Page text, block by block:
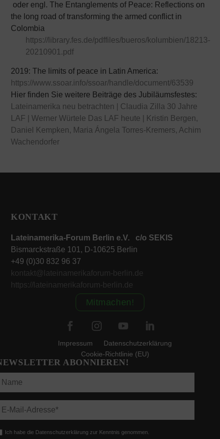
oder engl. The Entanglements of Peace: Reflections on
the long road of transforming the armed conflict in
Colombia
https://library.fes.de/pdffiles/bueros/kolumbien/18213-
20210901.pdf
2019: The limits of peace in Latin America:
https://www.ssoar.info/ssoar/handle/document/63539
Hier finden Sie weitere Beiträge des Jubiläumsfestes:
Lateinamerika neu betrachten | Claudia Zilla 30 Jahre
LAF | Werner Würtele Das LAF heute | Kristin Bergen,
Daniel Kempken, Maria Ángela Torres-Kremers, Achim
Wachendorfer
KONTAKT
Lateinamerika-Forum Berlin e.V. c/o SEKIS
Bismarckstraße 101, D-10625 Berlin
+49 (0)30 832 96 37
kontakt@lateinamerikaforum-berlin.de
https://lateinamerikaforum-berlin.de
Mitmachen!
Impressum
Datenschutzerklärung
Cookie-Richtlinie (EU)
ABONNIEREN!
Ich habe die Datenschutzerklärung zur Kenntnis genommen.